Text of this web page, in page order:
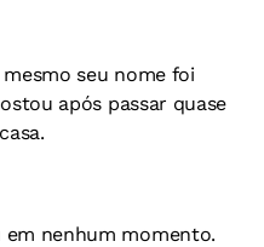
seu nome foi
após passar quase
em nenhum momento.